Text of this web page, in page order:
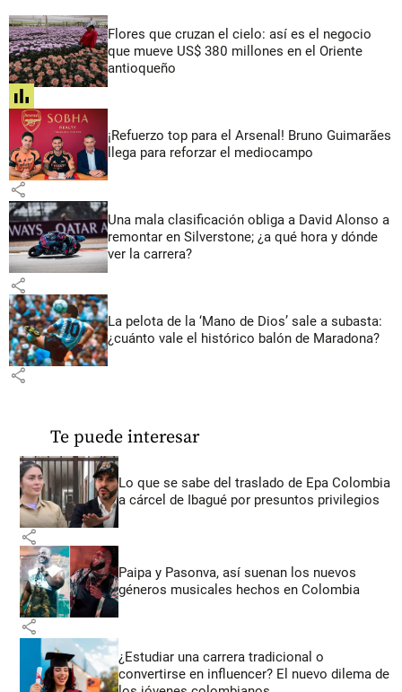
Flores que cruzan el cielo: así es el negocio
que mueve US$ 380 millones en el Oriente
antioqueño
share
¡Refuerzo top para el Arsenal! Bruno Guimarães
llega para reforzar el mediocampo
share
Una mala clasificación obliga a David Alonso a
remontar en Silverstone; ¿a qué hora y dónde
ver la carrera?
share
La pelota de la ‘Mano de Dios’ sale a subasta:
¿cuánto vale el histórico balón de Maradona?
share
Te puede interesar
Lo que se sabe del traslado de Epa Colombia
a cárcel de Ibagué por presuntos privilegios
share
Paipa y Pasonva, así suenan los nuevos
géneros musicales hechos en Colombia
share
¿Estudiar una carrera tradicional o
convertirse en influencer? El nuevo dilema de